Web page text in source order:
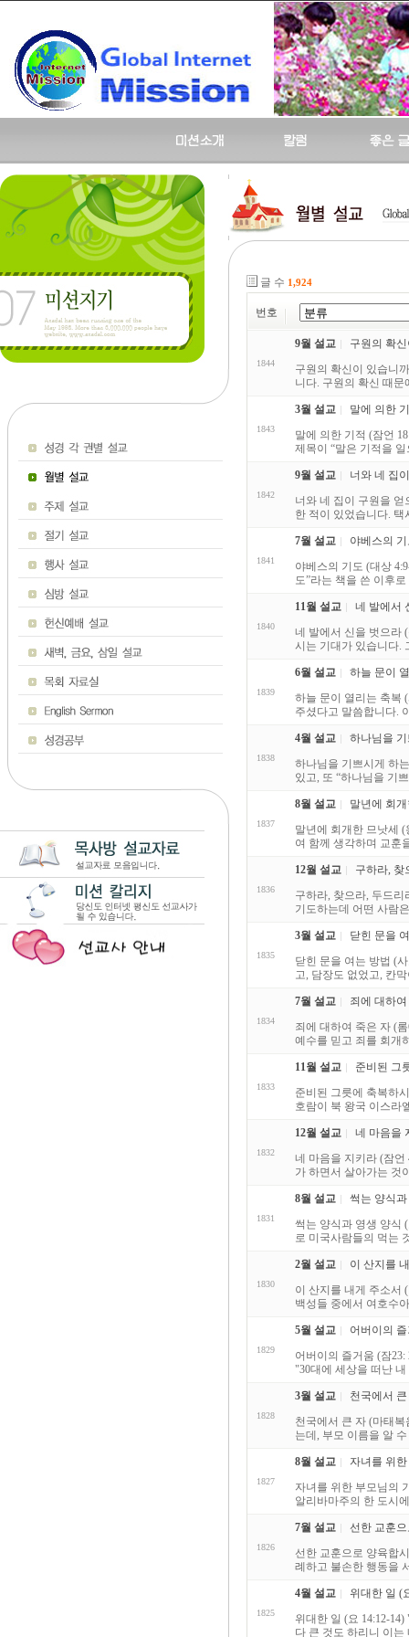
글 수 1,924
번호
1844
9월 설교
구원의 확
구원의 확신이 있습니
니다. 구원의 확신 때
1843
3월 설교
말에 의한
말에 의한 기적 (잠언
제목이 “말은 기적을
1842
9월 설교
너와 네 집
너와 네 집이 구원을 얻
한 적이 있었습니다.
1841
7월 설교
야베스의
야베스의 기도 (대상
도”라는 책을 쓴 이후
1840
11월 설교
네 발에서
네 발에서 신을 벗으라
시는 기대가 있습니다.
1839
6월 설교
하늘 문이
하늘 문이 열리는 축복
주셨다고 말씀합니다.
1838
4월 설교
하나님을
하나님을 기쁘시게 하
있고, 또 “하나님을 기
1837
8월 설교
말년에 회
말년에 회개한 므낫세 (
여 함께 생각하며 교훈
1836
12월 설교
구하라, 찾
구하라, 찾으라, 두드
기도하는데 어떤 사람
1835
3월 설교
닫힌 문을
닫힌 문을 여는 방법 (
고, 담장도 없었고, 칸
1834
7월 설교
죄에 대하
죄에 대하여 죽은 자 (
예수를 믿고 죄를 회개
1833
11월 설교
준비된 그
준비된 그릇에 축복하
호람이 북 왕국 이스라
1832
12월 설교
네 마음을
네 마음을 지키라 (잠
가 하면서 살아가는 것
1831
8월 설교
썩는 양식
썩는 양식과 영생 양식
로 미국사람들의 먹는
1830
2월 설교
이 산지를
이 산지를 내게 주소서
백성들 중에서 여호수
1829
5월 설교
어버이의
어버이의 즐거움 (잠
"30대에 세상을 떠난
1828
3월 설교
천국에서
천국에서 큰 자 (마태
는데, 부모 이름을 알
1827
8월 설교
자녀를 위
자녀를 위한 부모님의
알리바마주의 한 도시
1826
7월 설교
선한 교훈
선한 교훈으로 양육합
례하고 불손한 행동을
1825
4월 설교
위대한 일 (
위대한 일 (요 14:12-
다 큰 것도 하리니 이